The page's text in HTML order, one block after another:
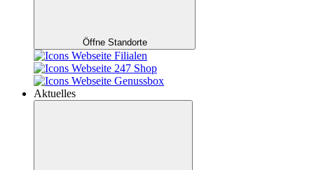
Öffne Standorte
Aktuelles